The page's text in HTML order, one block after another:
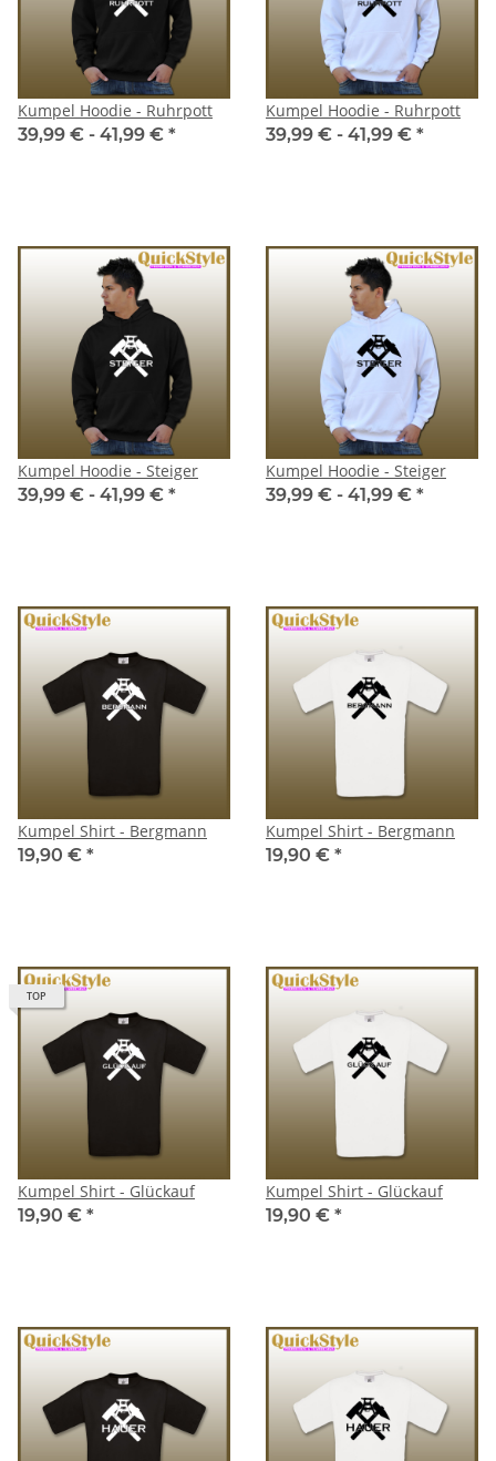
Kumpel Hoodie - Ruhrpott
39,99 € - 41,99 € *
Kumpel Hoodie - Ruhrpott
39,99 € - 41,99 € *
Kumpel Hoodie - Steiger
39,99 € - 41,99 € *
Kumpel Hoodie - Steiger
39,99 € - 41,99 € *
Kumpel Shirt - Bergmann
19,90 € *
Kumpel Shirt - Bergmann
19,90 € *
TOP
Kumpel Shirt - Glückauf
19,90 € *
Kumpel Shirt - Glückauf
19,90 € *